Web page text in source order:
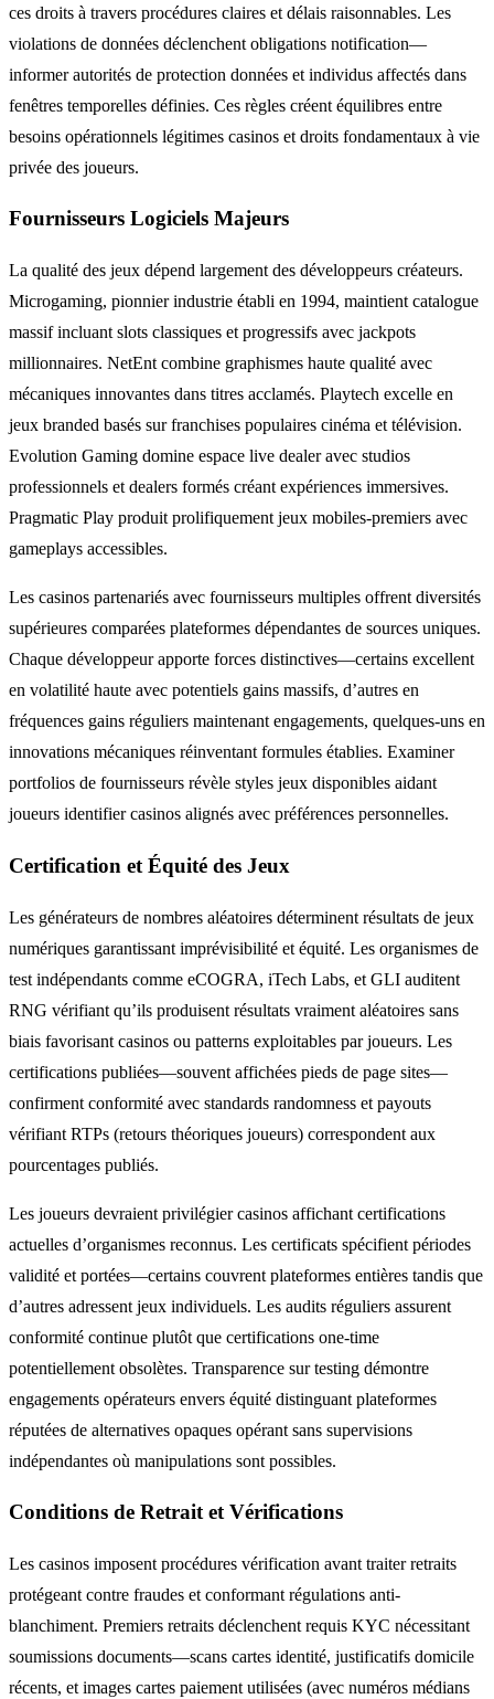
ces droits à travers procédures claires et délais raisonnables. Les
violations de données déclenchent obligations notification—
informer autorités de protection données et individus affectés dans
fenêtres temporelles définies. Ces règles créent équilibres entre
besoins opérationnels légitimes casinos et droits fondamentaux à vie
privée des joueurs.
Fournisseurs Logiciels Majeurs
La qualité des jeux dépend largement des développeurs créateurs.
Microgaming, pionnier industrie établi en 1994, maintient catalogue
massif incluant slots classiques et progressifs avec jackpots
millionnaires. NetEnt combine graphismes haute qualité avec
mécaniques innovantes dans titres acclamés. Playtech excelle en
jeux branded basés sur franchises populaires cinéma et télévision.
Evolution Gaming domine espace live dealer avec studios
professionnels et dealers formés créant expériences immersives.
Pragmatic Play produit prolifiquement jeux mobiles-premiers avec
gameplays accessibles.
Les casinos partenariés avec fournisseurs multiples offrent diversités
supérieures comparées plateformes dépendantes de sources uniques.
Chaque développeur apporte forces distinctives—certains excellent
en volatilité haute avec potentiels gains massifs, d’autres en
fréquences gains réguliers maintenant engagements, quelques-uns en
innovations mécaniques réinventant formules établies. Examiner
portfolios de fournisseurs révèle styles jeux disponibles aidant
joueurs identifier casinos alignés avec préférences personnelles.
Certification et Équité des Jeux
Les générateurs de nombres aléatoires déterminent résultats de jeux
numériques garantissant imprévisibilité et équité. Les organismes de
test indépendants comme eCOGRA, iTech Labs, et GLI auditent
RNG vérifiant qu’ils produisent résultats vraiment aléatoires sans
biais favorisant casinos ou patterns exploitables par joueurs. Les
certifications publiées—souvent affichées pieds de page sites—
confirment conformité avec standards randomness et payouts
vérifiant RTPs (retours théoriques joueurs) correspondent aux
pourcentages publiés.
Les joueurs devraient privilégier casinos affichant certifications
actuelles d’organismes reconnus. Les certificats spécifient périodes
validité et portées—certains couvrent plateformes entières tandis que
d’autres adressent jeux individuels. Les audits réguliers assurent
conformité continue plutôt que certifications one-time
potentiellement obsolètes. Transparence sur testing démontre
engagements opérateurs envers équité distinguant plateformes
réputées de alternatives opaques opérant sans supervisions
indépendantes où manipulations sont possibles.
Conditions de Retrait et Vérifications
Les casinos imposent procédures vérification avant traiter retraits
protégeant contre fraudes et conformant régulations anti-
blanchiment. Premiers retraits déclenchent requis KYC nécessitant
soumissions documents—scans cartes identité, justificatifs domicile
récents, et images cartes paiement utilisées (avec numéros médians